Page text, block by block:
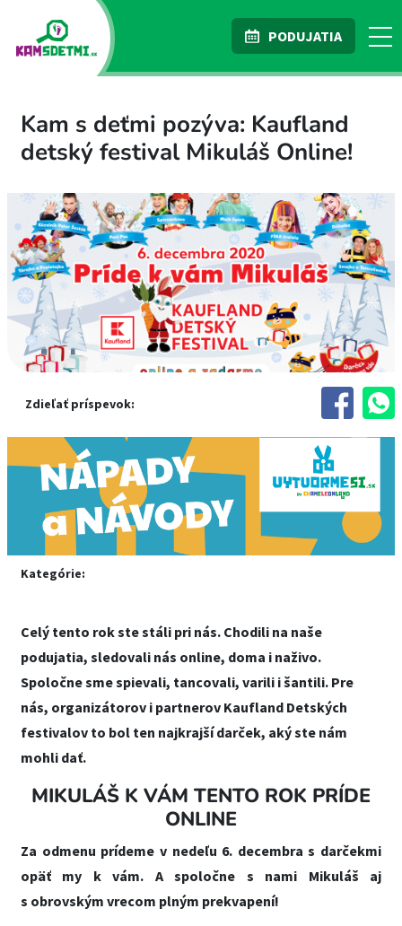
PODUJATIA
Kam s deťmi pozýva: Kaufland
detský festival Mikuláš Online!
Zdieľať príspevok:
Kategórie:
Celý tento rok ste stáli pri nás. Chodili na naše
podujatia, sledovali nás online, doma i naživo.
Spoločne sme spievali, tancovali, varili i šantili. Pre
nás, organizátorov i partnerov Kaufland Detských
festivalov to bol ten najkrajší darček, aký ste nám
mohli dať.
MIKULÁŠ K VÁM TENTO ROK PRÍDE
ONLINE
Za odmenu prídeme v nedeľu 6. decembra s darčekmi
opäť my k vám. A spoločne s nami Mikuláš aj
s obrovským vrecom plným prekvapení!